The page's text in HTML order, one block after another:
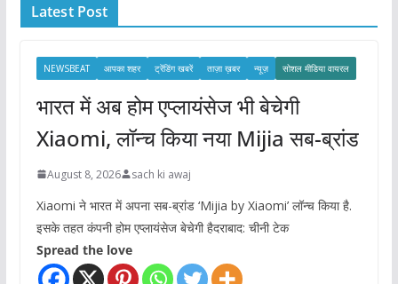
e
Latest Post
NEWSBEAT आपका शहर ट्रेंडिंग खबरें ताज़ा ख़बर न्यूज़ सोशल मीडिया वायरल
भारत में अब होम एप्लायंसेज भी बेचेगी
Xiaomi, लॉन्च किया नया Mijia सब-ब्रांड
August 8, 2026 sach ki awaj
Xiaomi ने भारत में अपना सब-ब्रांड ‘Mijia by Xiaomi’ लॉन्च किया है.
इसके तहत कंपनी होम एप्लायंसेज बेचेगी हैदराबाद: चीनी टेक
Spread the love